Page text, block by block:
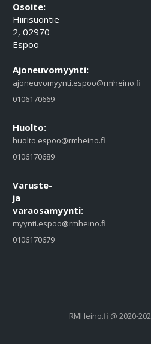
Osoite:
Hiirisuontie
2, 02970
Espoo
Ajoneuvomyynti:
ajoneuvomyynti.espoo@rmheino.fi
0106170669
Huolto:
huolto.espoo@rmheino.fi
0106170689
Varuste-
ja
varaosamyynti:
myynti.espoo@rmheino.fi
0106170679
RMHeino.fi @ 2020-